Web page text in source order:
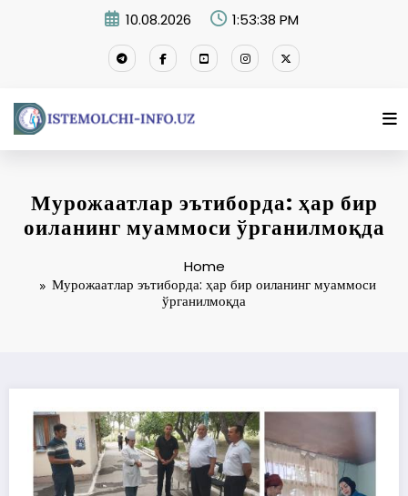
10.08.2026 1:53:39 PM
Мурожаатлар эътиборда: ҳар бир
оиланинг муаммоси ўрганилмоқда
Home
Мурожаатлар эътиборда: ҳар бир оиланинг муаммоси
ўрганилмоқда